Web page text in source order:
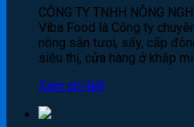
CÔNG TY TNHH NÔNG
Viba Food là Công ty
nông sản tươi, sấy, cấp
siêu thị, cửa hàng ở khắp
Xem chi tiết